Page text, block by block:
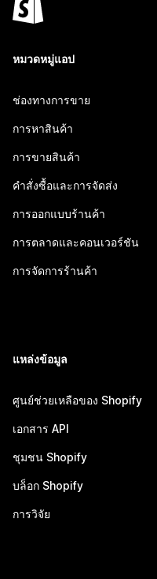
หมวดหมู่แอป
ช่องทางการขาย
การหาสินค้า
การขายสินค้า
คำสั่งซื้อและการจัดส่ง
การออกแบบร้านค้า
การตลาดและคอนเวอร์ชัน
การจัดการร้านค้า
แหล่งข้อมูล
ศูนย์ช่วยเหลือของ Shopify
เอกสาร API
ชุมชน Shopify
บล็อก Shopify
การวิจัย